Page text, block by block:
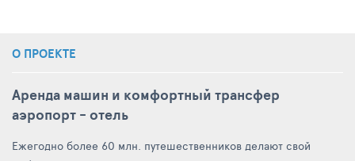
О ПРОЕКТЕ
Аренда машин и комфортный трансфер
аэропорт - отель
Ежегодно более 60 млн. путешественников делают свой